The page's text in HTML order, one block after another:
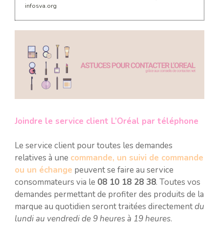
infosva.org
Joindre le service client L’Oréal par téléphone
Le service client pour toutes les demandes
relatives à une commande, un suivi de commande
ou un échange peuvent se faire au service
consommateurs via le 08 10 18 28 38. Toutes vos
demandes permettant de profiter des produits de la
marque au quotidien seront traitées directementdu
lundi au vendredi de 9 heures à 19 heures.